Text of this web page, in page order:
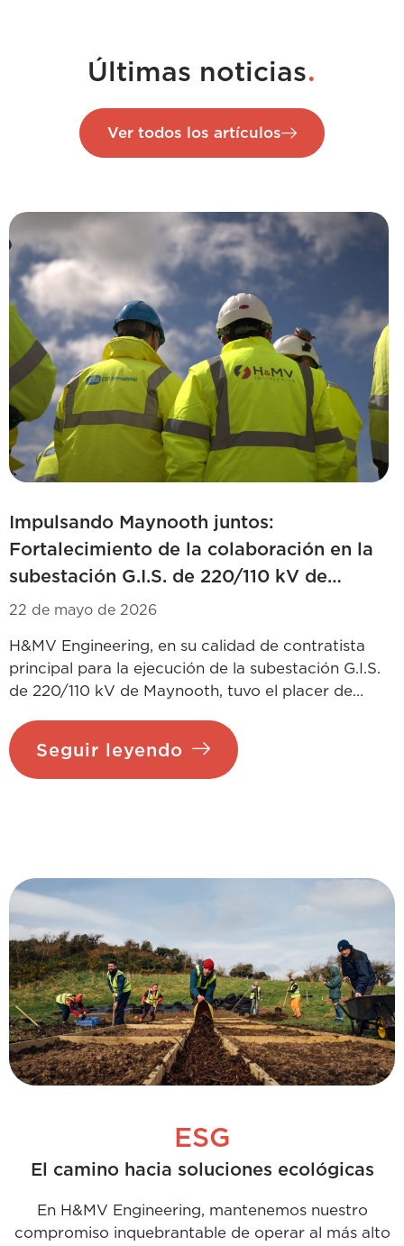
Últimas noticias.
Ver todos los artículos
22 de mayo de 2026
Impulsando Maynooth juntos:
Fortalecimiento de la colaboración en la
subestación G.I.S. de 220/110 kV de
Maynooth
H&MV Engineering, en su calidad de contratista
principal para la ejecución de la subestación G.I.S.
de 220/110 kV de Maynooth, tuvo el placer de
compañeros de ESB Networks y H&MV
Engineering para celebrar una jornada específica
y muy interesante centrada en la seguridad, la
Seguir leyendo
ESG
El camino hacia soluciones ecológicas
En H&MV Engineering, mantenemos nuestro
compromiso inquebrantable de operar al más alto